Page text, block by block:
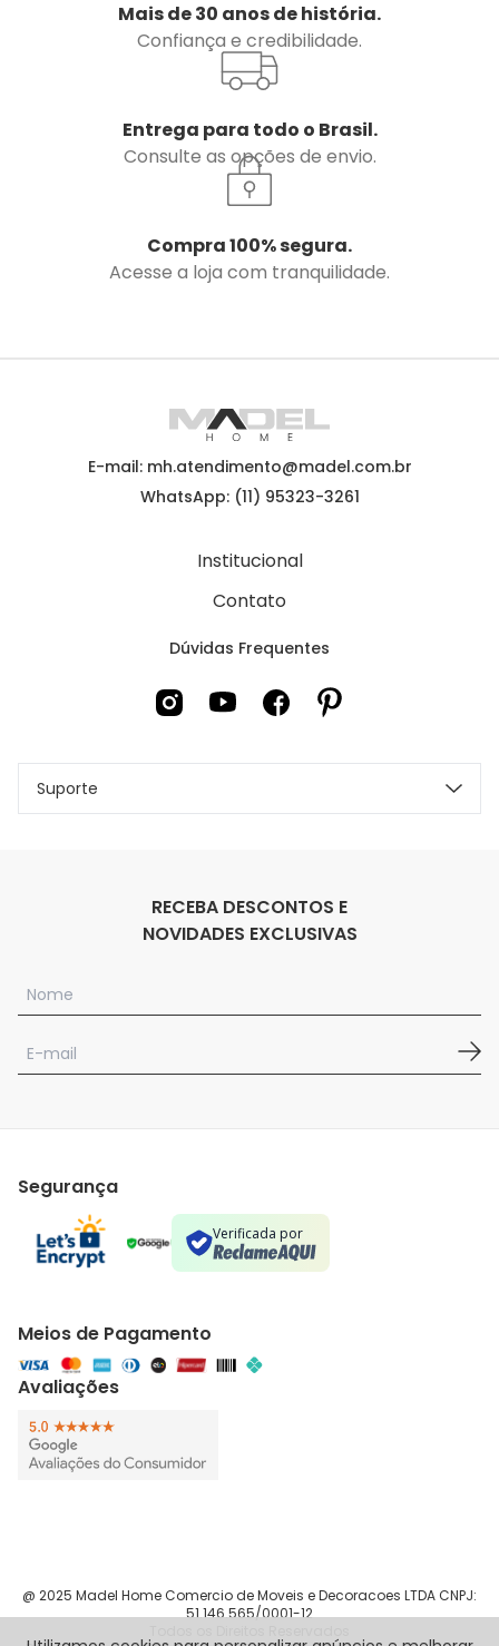
Mais de 30 anos de história.
Confiança e credibilidade.
Entrega para todo o Brasil.
Consulte as opções de envio.
Compra 100% segura.
Acesse a loja com tranquilidade.
E-mail: mh.atendimento@madel.com.br
WhatsApp: (11) 95323-3261
Institucional
Contato
Dúvidas Frequentes
Suporte
RECEBA DESCONTOS E
NOVIDADES EXCLUSIVAS
Segurança
Verificada por
Meios de Pagamento
Avaliações
@ 2025 Madel Home Comercio de Moveis e Decoracoes LTDA CNPJ:
51.146.565/0001-12